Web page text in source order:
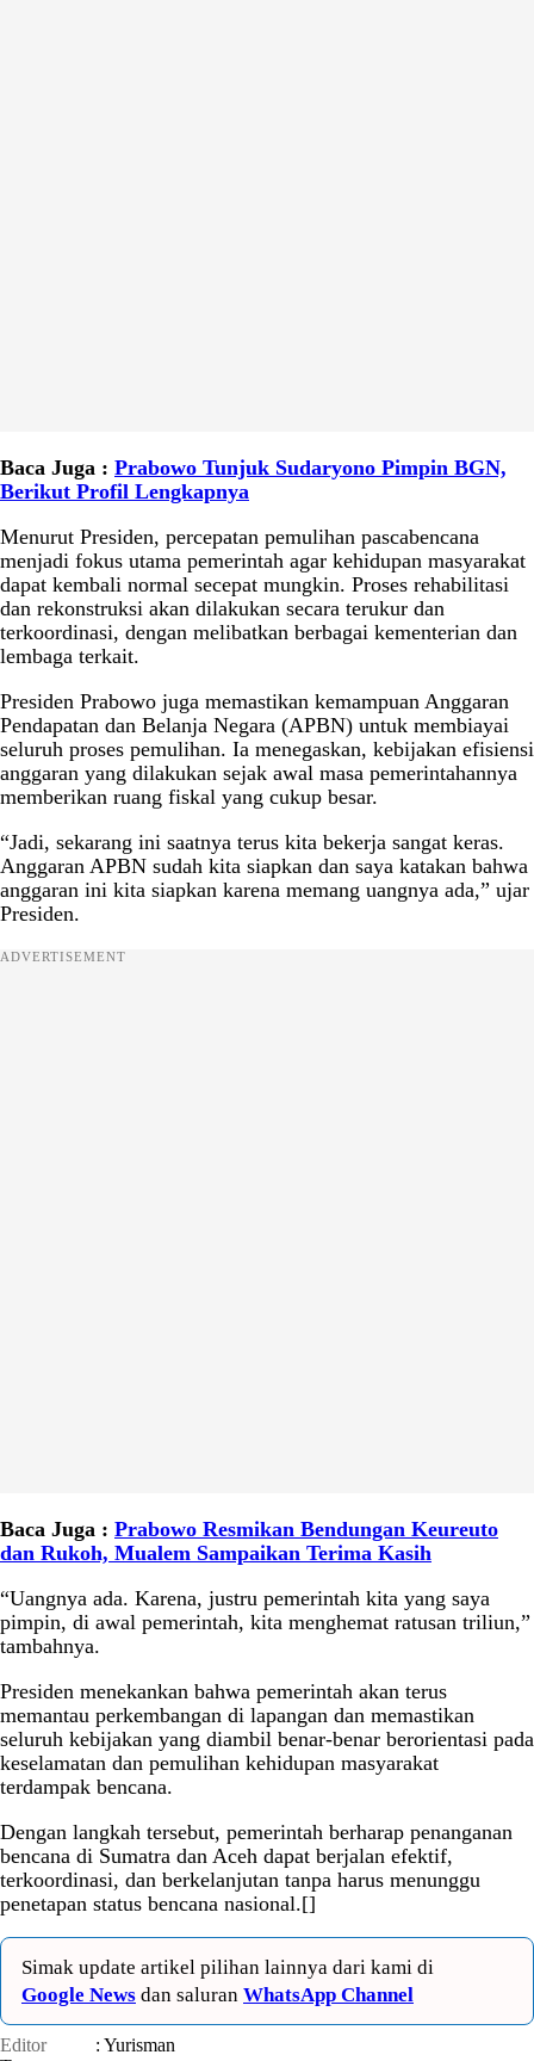
Baca Juga : Prabowo Tunjuk Sudaryono Pimpin BGN,
Berikut Profil Lengkapnya
Menurut Presiden, percepatan pemulihan pascabencana
menjadi fokus utama pemerintah agar kehidupan masyarakat
dapat kembali normal secepat mungkin. Proses rehabilitasi
dan rekonstruksi akan dilakukan secara terukur dan
terkoordinasi, dengan melibatkan berbagai kementerian dan
lembaga terkait.
Presiden Prabowo juga memastikan kemampuan Anggaran
Pendapatan dan Belanja Negara (APBN) untuk membiayai
seluruh proses pemulihan. Ia menegaskan, kebijakan efisiensi
anggaran yang dilakukan sejak awal masa pemerintahannya
memberikan ruang fiskal yang cukup besar.
“Jadi, sekarang ini saatnya terus kita bekerja sangat keras.
Anggaran APBN sudah kita siapkan dan saya katakan bahwa
anggaran ini kita siapkan karena memang uangnya ada,” ujar
Presiden.
ADVERTISEMENT
Baca Juga : Prabowo Resmikan Bendungan Keureuto
dan Rukoh, Mualem Sampaikan Terima Kasih
“Uangnya ada. Karena, justru pemerintah kita yang saya
pimpin, di awal pemerintah, kita menghemat ratusan triliun,”
tambahnya.
Presiden menekankan bahwa pemerintah akan terus
memantau perkembangan di lapangan dan memastikan
seluruh kebijakan yang diambil benar-benar berorientasi pada
keselamatan dan pemulihan kehidupan masyarakat
terdampak bencana.
Dengan langkah tersebut, pemerintah berharap penanganan
bencana di Sumatra dan Aceh dapat berjalan efektif,
terkoordinasi, dan berkelanjutan tanpa harus menunggu
penetapan status bencana nasional.[]
Simak update artikel pilihan lainnya dari kami di
Google News dan saluran WhatsApp Channel
Editor
: Yurisman